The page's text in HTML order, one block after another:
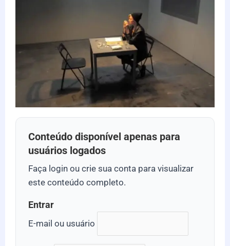
Conteúdo disponível apenas para
usuários logados
Faça login ou crie sua conta para visualizar
este conteúdo completo.
Entrar
E-mail ou usuário